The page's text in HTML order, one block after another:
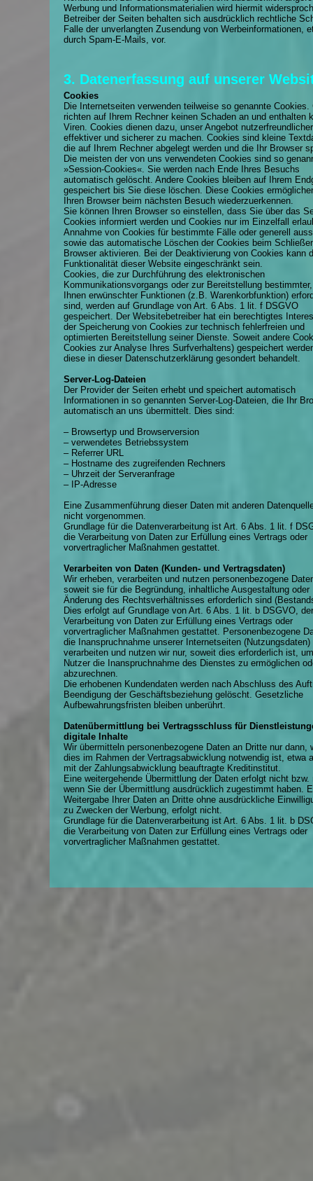
Werbung und Informationsmaterialien wird hiermit
Betreiber der Seiten behalten sich ausdrücklich rechtliche
Falle der unverlangten Zusendung von Werbeinformationen,
durch Spam-E-Mails, vor.
3. Datenerfassung auf unserer
Cookies
Die Internetseiten verwenden teilweise so genannte Cookies.
richten auf Ihrem Rechner keinen Schaden an und enthalten
Viren. Cookies dienen dazu, unser Angebot
effektiver und sicherer zu machen. Cookies sind kleine
die auf Ihrem Rechner abgelegt werden und die Ihr Browser
Die meisten der von uns verwendeten Cookies sind so
»Session-Cookies«. Sie werden nach Ende Ihres Besuchs
automatisch gelöscht. Andere Cookies bleiben auf Ihrem
gespeichert bis Sie diese löschen. Diese Cookies
Ihren Browser beim nächsten Besuch wiederzuerkennen.
Sie können Ihren Browser so einstellen, dass Sie über das
Cookies informiert werden und Cookies nur im Einzelfall
Annahme von Cookies für bestimmte Fälle oder generell
sowie das automatische Löschen der Cookies beim
Browser aktivieren. Bei der Deaktivierung von Cookies kann
Funktionalität dieser Website eingeschränkt sein.
Cookies, die zur Durchführung des elektronischen
Kommunikationsvorgangs oder zur Bereitstellung
Ihnen erwünschter Funktionen (z.B. Warenkorbfunktion)
sind, werden auf Grundlage von Art. 6 Abs. 1 lit. f DSGVO
gespeichert. Der Websitebetreiber hat ein berechtigtes
der Speicherung von Cookies zur technisch fehlerfreien und
optimierten Bereitstellung seiner Dienste. Soweit andere
Cookies zur Analyse Ihres Surfverhaltens) gespeichert
diese in dieser Datenschutzerklärung gesondert behandelt.
Server-Log-Dateien
Der Provider der Seiten erhebt und speichert automatisch
Informationen in so genannten Server-Log-Dateien, die Ihr
automatisch an uns übermittelt. Dies sind:
– Browsertyp und Browserversion
– verwendetes Betriebssystem
– Referrer URL
– Hostname des zugreifenden Rechners
– Uhrzeit der Serveranfrage
– IP-Adresse
Eine Zusammenführung dieser Daten mit anderen
nicht vorgenommen.
Grundlage für die Datenverarbeitung ist Art. 6 Abs. 1 lit. f
die Verarbeitung von Daten zur Erfüllung eines Vertrags oder
vorvertraglicher Maßnahmen gestattet.
Verarbeiten von Daten (Kunden- und Vertragsdaten)
Wir erheben, verarbeiten und nutzen personenbezogene
soweit sie für die Begründung, inhaltliche Ausgestaltung oder
Änderung des Rechtsverhältnisses erforderlich sind
Dies erfolgt auf Grundlage von Art. 6 Abs. 1 lit. b DSGVO,
Verarbeitung von Daten zur Erfüllung eines Vertrags oder
vorvertraglicher Maßnahmen gestattet. Personenbezogene
die Inanspruchnahme unserer Internetseiten (Nutzungsdaten)
verarbeiten und nutzen wir nur, soweit dies erforderlich ist,
Nutzer die Inanspruchnahme des Dienstes zu ermöglichen
abzurechnen.
Die erhobenen Kundendaten werden nach Abschluss des
Beendigung der Geschäftsbeziehung gelöscht. Gesetzliche
Aufbewahrungsfristen bleiben unberührt.
Datenübermittlung bei Vertragsschluss für
digitale Inhalte
Wir übermitteln personenbezogene Daten an Dritte nur dann,
dies im Rahmen der Vertragsabwicklung notwendig ist, etwa
mit der Zahlungsabwicklung beauftragte Kreditinstitut.
Eine weitergehende Übermittlung der Daten erfolgt nicht bzw.
wenn Sie der Übermittlung ausdrücklich zugestimmt haben.
Weitergabe Ihrer Daten an Dritte ohne ausdrückliche
zu Zwecken der Werbung, erfolgt nicht.
Grundlage für die Datenverarbeitung ist Art. 6 Abs. 1 lit. b
die Verarbeitung von Daten zur Erfüllung eines Vertrags oder
vorvertraglicher Maßnahmen gestattet.